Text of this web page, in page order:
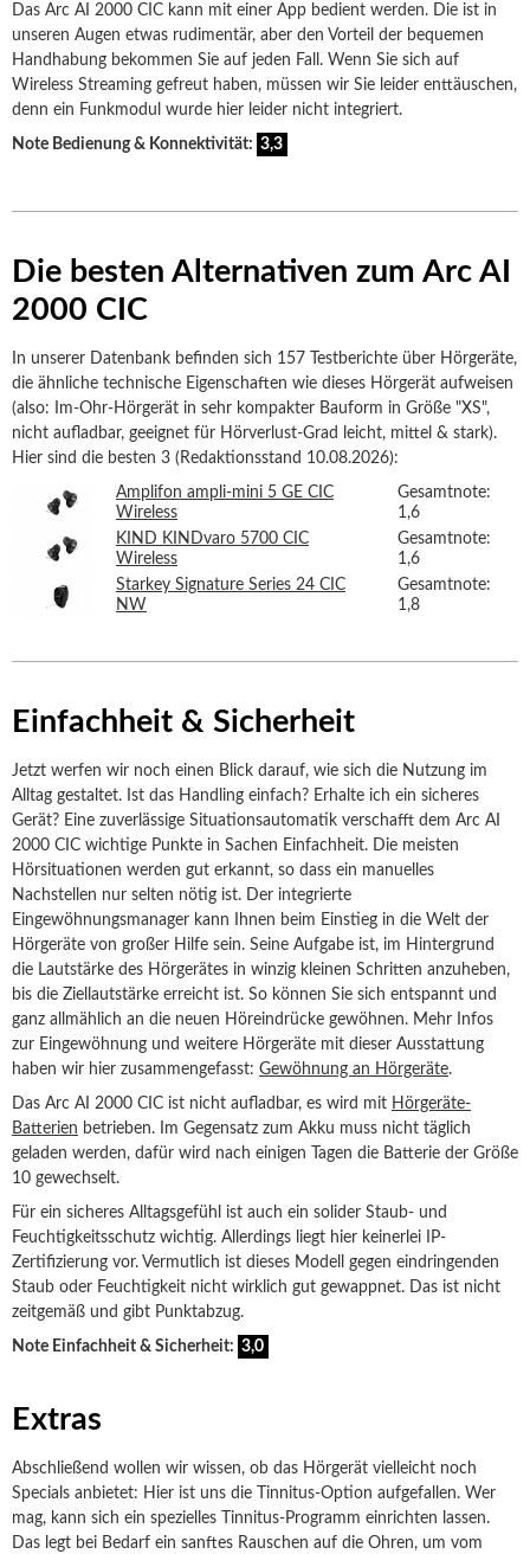
Das Arc AI 2000 CIC kann mit einer App bedient werden. Die ist in
unseren Augen etwas rudimentär, aber den Vorteil der bequemen
Handhabung bekommen Sie auf jeden Fall. Wenn Sie sich auf
Wireless Streaming gefreut haben, müssen wir Sie leider enttäuschen,
denn ein Funkmodul wurde hier leider nicht integriert.
Note Bedienung & Konnektivität: 3,3
Die besten Alternativen zum Arc AI
2000 CIC
In unserer Datenbank befinden sich 157 Testberichte über Hörgeräte,
die ähnliche technische Eigenschaften wie dieses Hörgerät aufweisen
(also: Im-Ohr-Hörgerät in sehr kompakter Bauform in Größe "XS",
nicht aufladbar, geeignet für Hörverlust-Grad leicht, mittel & stark).
Hier sind die besten 3 (Redaktionsstand 10.08.2026):
Amplifon ampli-mini 5 GE CIC
Wireless
Gesamtnote:
1,6
KIND KINDvaro 5700 CIC
Wireless
Gesamtnote:
1,6
Starkey Signature Series 24 CIC
NW
Gesamtnote:
1,8
Einfachheit & Sicherheit
Jetzt werfen wir noch einen Blick darauf, wie sich die Nutzung im
Alltag gestaltet. Ist das Handling einfach? Erhalte ich ein sicheres
Gerät? Eine zuverlässige Situationsautomatik verschafft dem Arc AI
2000 CIC wichtige Punkte in Sachen Einfachheit. Die meisten
Hörsituationen werden gut erkannt, so dass ein manuelles
Nachstellen nur selten nötig ist. Der integrierte
Eingewöhnungsmanager kann Ihnen beim Einstieg in die Welt der
Hörgeräte von großer Hilfe sein. Seine Aufgabe ist, im Hintergrund
die Lautstärke des Hörgerätes in winzig kleinen Schritten anzuheben,
bis die Ziellautstärke erreicht ist. So können Sie sich entspannt und
ganz allmählich an die neuen Höreindrücke gewöhnen. Mehr Infos
zur Eingewöhnung und weitere Hörgeräte mit dieser Ausstattung
haben wir hier zusammengefasst: Gewöhnung an Hörgeräte.
Das Arc AI 2000 CIC ist nicht aufladbar, es wird mit Hörgeräte-
Batterien betrieben. Im Gegensatz zum Akku muss nicht täglich
geladen werden, dafür wird nach einigen Tagen die Batterie der Größe
10 gewechselt.
Für ein sicheres Alltagsgefühl ist auch ein solider Staub- und
Feuchtigkeitsschutz wichtig. Allerdings liegt hier keinerlei IP-
Zertifizierung vor. Vermutlich ist dieses Modell gegen eindringenden
Staub oder Feuchtigkeit nicht wirklich gut gewappnet. Das ist nicht
zeitgemäß und gibt Punktabzug.
Note Einfachheit & Sicherheit: 3,0
Extras
Abschließend wollen wir wissen, ob das Hörgerät vielleicht noch
Specials anbietet: Hier ist uns die Tinnitus-Option aufgefallen. Wer
mag, kann sich ein spezielles Tinnitus-Programm einrichten lassen.
Das legt bei Bedarf ein sanftes Rauschen auf die Ohren, um vom